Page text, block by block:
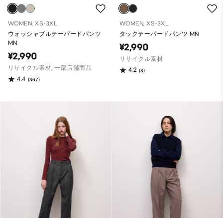
WOMEN, XS-3XL
ウォッシャブルテーパードパンツ
MN
¥2,990
リサイクル素材, 一部店舗商品
4.4 (367)
WOMEN, XS-3XL
タックテーパードパンツ MN
¥2,990
リサイクル素材
4.2 (8)